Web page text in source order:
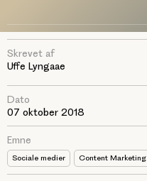
Skrevet af
Uffe Lyngaae
Dato
07 oktober 2018
Emne
Sociale medier Content Marketing